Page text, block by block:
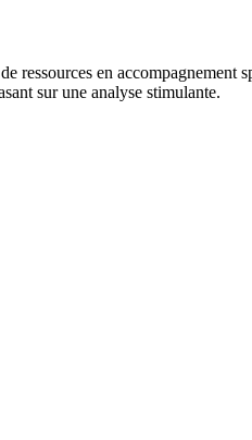
ressources en accompagnement
sur une analyse stimulante.